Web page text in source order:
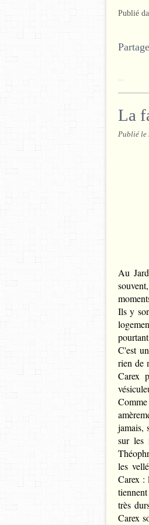
Publié
La
Publié le
Au
Ils y
C'est
rien de
Carex
jamais,
sur les
les
Carex :
très
Carex